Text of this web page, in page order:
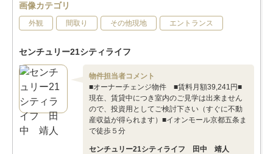
画像カテゴリ
外観 間取り その他現地 エントランス
センチュリー21シティライフ
物件担当者コメント
■オーナーチェンジ物件 ■賃料月額39,241円■
現在、賃貸中につき室内のご見学は出来ません
ので、投資用としてご検討下さい（すぐに不動
産収益が得られます）■イオンモール京都五条ま
で徒歩５分
センチュリー21シティライフ 田中 靖人